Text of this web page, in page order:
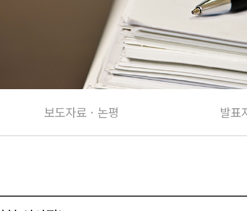
보도자료 · 논평 발표